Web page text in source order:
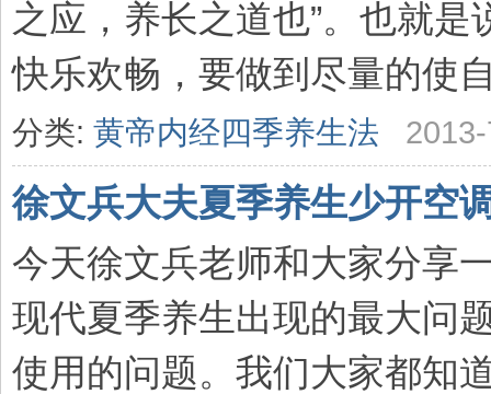
之应，养长之道也”。也就
快乐欢畅，要做到尽量的使
分类: 黄帝内经四季养生法
徐文兵大夫夏季养生少开空
今天徐文兵老师和大家分享
现代夏季养生出现的最大问
使用的问题。我们大家都知